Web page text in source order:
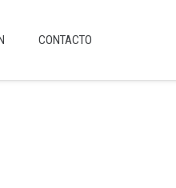
CONTACTO